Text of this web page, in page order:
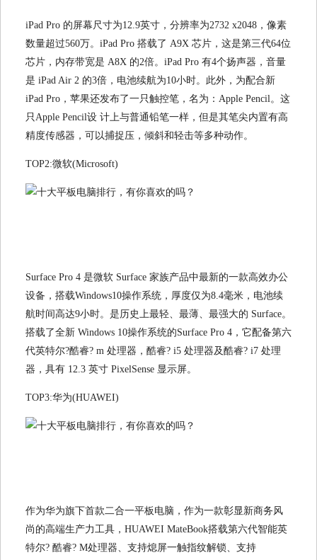
iPad Pro 的屏幕尺寸为12.9英寸，分辨率为2732 x2048，像素
数量超过560万。iPad Pro 搭载了 A9X 芯片，这是第三代64位
芯片，内存带宽是 A8X 的2倍。iPad Pro 有4个扬声器，音量
是 iPad Air 2 的3倍，电池续航为10小时。此外，为配合新
iPad Pro，苹果还发布了一只触控笔，名为：Apple Pencil。这
只Apple Pencil设 计上与普通铅笔一样，但是其笔尖内置有高
精度传感器，可以捕捉压，倾斜和轻击等多种动作。
TOP2:微软(Microsoft)
Surface Pro 4 是微软 Surface 家族产品中最新的一款高效办公
设备，搭载Windows10操作系统，厚度仅为8.4毫米，电池续
航时间高达9小时。是历史上最轻、最薄、最强大的 Surface。
搭载了全新 Windows 10操作系统的Surface Pro 4，它配备第六
代英特尔?酷睿? m 处理器，酷睿? i5 处理器及酷睿? i7 处理
器，具有 12.3 英寸 PixelSense 显示屏。
TOP3:华为(HUAWEI)
作为华为旗下首款二合一平板电脑，作为一款彰显新商务风
尚的高端生产力工具，HUAWEI MateBook搭载第六代智能英
特尔? 酷睿? M处理器、支持熄屏一触指纹解锁、支持